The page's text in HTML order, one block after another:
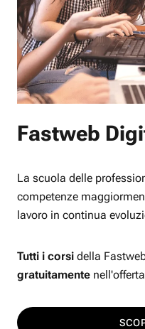
Fastweb
La scuola delle
competenze
lavoro in continua
Tutti i corsi della
gratuitamente